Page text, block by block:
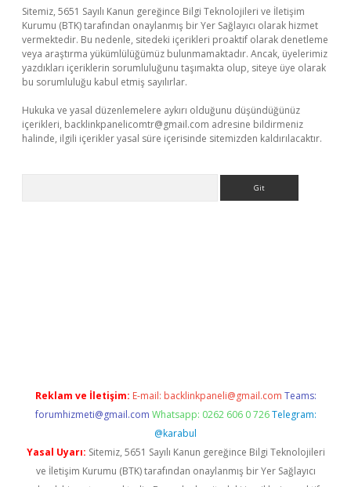
Sitemiz, 5651 Sayılı Kanun gereğince Bilgi Teknolojileri ve İletişim
Kurumu (BTK) tarafından onaylanmış bir Yer Sağlayıcı olarak hizmet
vermektedir. Bu nedenle, sitedeki içerikleri proaktif olarak denetleme
veya araştırma yükümlülüğümüz bulunmamaktadır. Ancak, üyelerimiz
yazdıkları içeriklerin sorumluluğunu taşımakta olup, siteye üye olarak
bu sorumluluğu kabul etmiş sayılırlar.
Hukuka ve yasal düzenlemelere aykırı olduğunu düşündüğünüz
içerikleri, backlinkpanelicomtr@gmail.com adresine bildirmeniz
halinde, ilgili içerikler yasal süre içerisinde sitemizden kaldırılacaktır.
Reklam ve İletişim: E-mail: backlinkpaneli@gmail.com Teams:
forumhizmeti@gmail.com Whatsapp: 0262 606 0 726 Telegram:
@karabul
Yasal Uyarı: Sitemiz, 5651 Sayılı Kanun gereğince Bilgi Teknolojileri
ve İletişim Kurumu (BTK) tarafından onaylanmış bir Yer Sağlayıcı